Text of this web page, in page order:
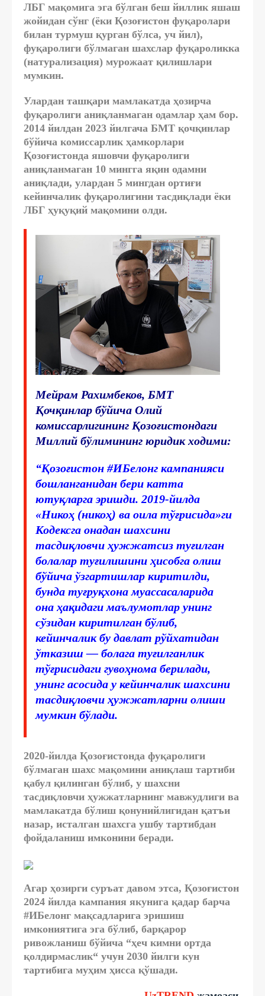
ЛБГ мақомига эга бўлган беш йиллик яшаш
жойидан сўнг (ёки Қозоғистон фуқаролари
билан турмуш қурган бўлса, уч йил),
фуқаролиги бўлмаган шахслар фуқароликка
(натурализация) мурожаат қилишлари
мумкин.
Улардан ташқари мамлакатда ҳозирча
фуқаролиги аниқланмаган одамлар ҳам бор.
2014 йилдан 2023 йилгача БМТ қочқинлар
бўйича комиссарлик ҳамкорлари
Қозоғистонда яшовчи фуқаролиги
аниқланмаган 10 мингга яқин одамни
аниқлади, улардан 5 мингдан ортиғи
кейинчалик фуқаролигини тасдиқлади ёки
ЛБГ ҳуқуқий мақомини олди.
Мейрам Рахимбеков, БМТ
Қочқинлар бўйича Олий
комиссарлигининг Қозоғистондаги
Миллий бўлимининг юридик ходими:
“Қозоғистон #ИБелонг кампанияси
бошланганидан бери катта
ютуқларга эришди. 2019-йилда
«Никоҳ (никоҳ) ва оила тўғрисида»ги
Кодексга онадан шахсини
тасдиқловчи ҳужжатсиз туғилган
болалар туғилишини ҳисобга олиш
бўйича ўзгартишлар киритилди,
бунда туғруқхона муассасаларида
она ҳақидаги маълумотлар унинг
сўзидан киритилган бўлиб,
кейинчалик бу давлат рўйхатидан
ўтказиш — болага туғилганлик
тўғрисидаги гувоҳнома берилади,
унинг асосида у кейинчалик шахсини
тасдиқловчи ҳужжатларни олиши
мумкин бўлади.
2020-йилда Қозоғистонда фуқаролиги
бўлмаган шахс мақомини аниқлаш тартиби
қабул қилинган бўлиб, у шахсни
тасдиқловчи ҳужжатларнинг мавжудлиги ва
мамлакатда бўлиш қонунийлигидан қатъи
назар, исталган шахсга ушбу тартибдан
фойдаланиш имконини беради.
Агар ҳозирги суръат давом этса, Қозоғистон
2024 йилда кампания якунига қадар барча
#ИБелонг мақсадларига эришиш
имкониятига эга бўлиб, барқарор
ривожланиш бўйича “ҳеч кимни ортда
қолдирмаслик“ учун 2030 йилги кун
тартибига муҳим ҳисса қўшади.